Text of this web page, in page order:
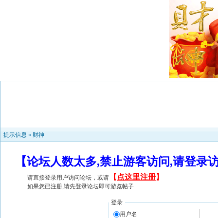
提示信息 » 财神
【论坛人数太多,禁止游客访问,请登
请直接登录用户访问论坛，或请 【 点这里注册】
如果您已注册,请先登录论坛即可游览帖子
登录
用户名